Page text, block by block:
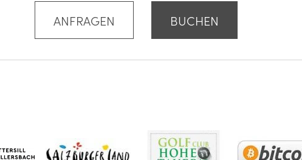
ANFRAGEN BUCHEN